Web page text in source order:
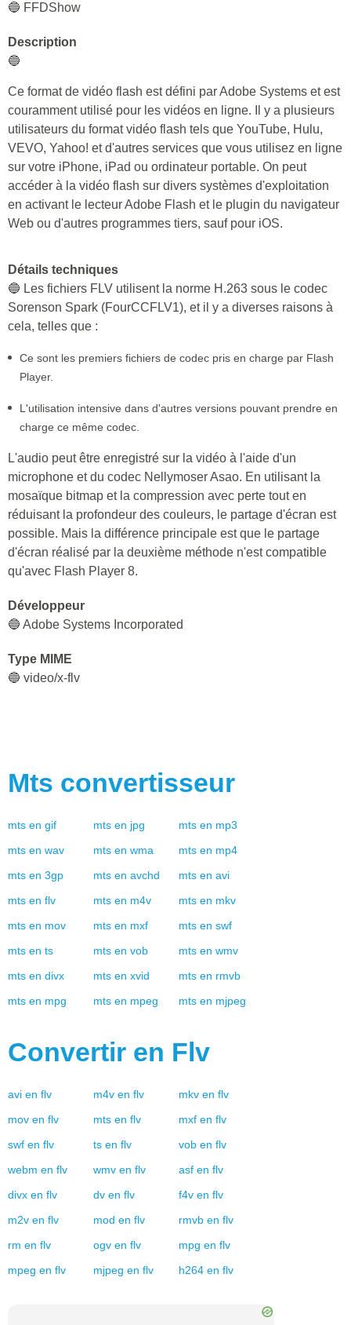
🔵 FFDShow
Description
🔵
Ce format de vidéo flash est défini par Adobe Systems et est
couramment utilisé pour les vidéos en ligne. Il y a plusieurs
utilisateurs du format vidéo flash tels que YouTube, Hulu,
VEVO, Yahoo! et d'autres services que vous utilisez en ligne
sur votre iPhone, iPad ou ordinateur portable. On peut
accéder à la vidéo flash sur divers systèmes d'exploitation
en activant le lecteur Adobe Flash et le plugin du navigateur
Web ou d'autres programmes tiers, sauf pour iOS.
Détails techniques
🔵 Les fichiers FLV utilisent la norme H.263 sous le codec
Sorenson Spark (FourCCFLV1), et il y a diverses raisons à
cela, telles que :
Ce sont les premiers fichiers de codec pris en charge par Flash
Player.
L'utilisation intensive dans d'autres versions pouvant prendre en
charge ce même codec.
L'audio peut être enregistré sur la vidéo à l'aide d'un
microphone et du codec Nellymoser Asao. En utilisant la
mosaïque bitmap et la compression avec perte tout en
réduisant la profondeur des couleurs, le partage d'écran est
possible. Mais la différence principale est que le partage
d'écran réalisé par la deuxième méthode n'est compatible
qu'avec Flash Player 8.
Développeur
🔵 Adobe Systems Incorporated
Type MIME
🔵 video/x-flv
Mts convertisseur
mts en gif mts en jpg mts en mp3
mts en wav mts en wma mts en mp4
mts en 3gp mts en avchd mts en avi
mts en flv mts en m4v mts en mkv
mts en mov mts en mxf mts en swf
mts en ts mts en vob mts en wmv
mts en divx mts en xvid mts en rmvb
mts en mpg mts en mpeg mts en mjpeg
Convertir en Flv
avi en flv m4v en flv mkv en flv
mov en flv mts en flv mxf en flv
swf en flv ts en flv vob en flv
webm en flv wmv en flv asf en flv
divx en flv dv en flv f4v en flv
m2v en flv mod en flv rmvb en flv
rm en flv ogv en flv mpg en flv
mpeg en flv mjpeg en flv h264 en flv